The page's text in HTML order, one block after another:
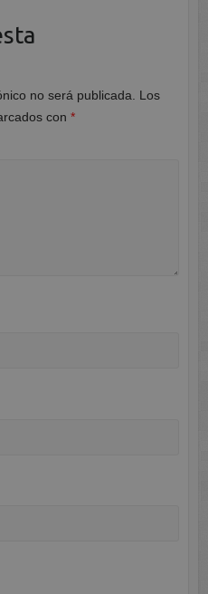
no será publicada.
Los
con *